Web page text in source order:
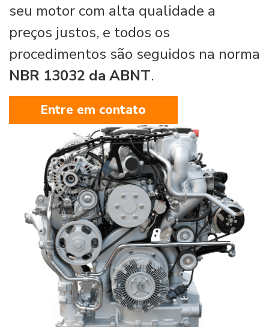
seu motor com alta qualidade a
preços justos, e todos os
procedimentos são seguidos na norma
NBR 13032 da ABNT.
Entre em contato